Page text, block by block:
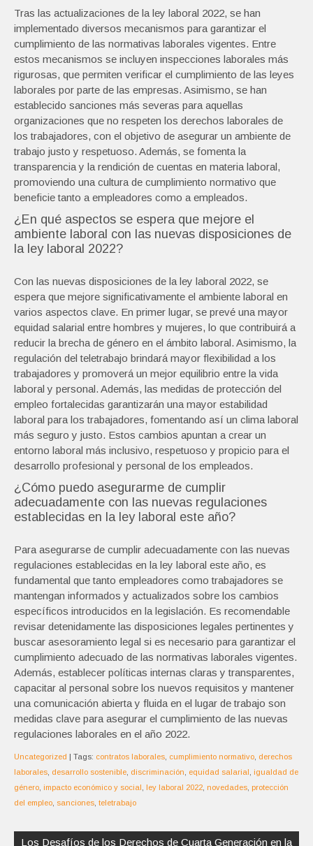
Tras las actualizaciones de la ley laboral 2022, se han
implementado diversos mecanismos para garantizar el
cumplimiento de las normativas laborales vigentes. Entre
estos mecanismos se incluyen inspecciones laborales más
rigurosas, que permiten verificar el cumplimiento de las leyes
laborales por parte de las empresas. Asimismo, se han
establecido sanciones más severas para aquellas
organizaciones que no respeten los derechos laborales de
los trabajadores, con el objetivo de asegurar un ambiente de
trabajo justo y respetuoso. Además, se fomenta la
transparencia y la rendición de cuentas en materia laboral,
promoviendo una cultura de cumplimiento normativo que
beneficie tanto a empleadores como a empleados.
¿En qué aspectos se espera que mejore el
ambiente laboral con las nuevas disposiciones de
la ley laboral 2022?
Con las nuevas disposiciones de la ley laboral 2022, se
espera que mejore significativamente el ambiente laboral en
varios aspectos clave. En primer lugar, se prevé una mayor
equidad salarial entre hombres y mujeres, lo que contribuirá a
reducir la brecha de género en el ámbito laboral. Asimismo, la
regulación del teletrabajo brindará mayor flexibilidad a los
trabajadores y promoverá un mejor equilibrio entre la vida
laboral y personal. Además, las medidas de protección del
empleo fortalecidas garantizarán una mayor estabilidad
laboral para los trabajadores, fomentando así un clima laboral
más seguro y justo. Estos cambios apuntan a crear un
entorno laboral más inclusivo, respetuoso y propicio para el
desarrollo profesional y personal de los empleados.
¿Cómo puedo asegurarme de cumplir
adecuadamente con las nuevas regulaciones
establecidas en la ley laboral este año?
Para asegurarse de cumplir adecuadamente con las nuevas
regulaciones establecidas en la ley laboral este año, es
fundamental que tanto empleadores como trabajadores se
mantengan informados y actualizados sobre los cambios
específicos introducidos en la legislación. Es recomendable
revisar detenidamente las disposiciones legales pertinentes y
buscar asesoramiento legal si es necesario para garantizar el
cumplimiento adecuado de las normativas laborales vigentes.
Además, establecer políticas internas claras y transparentes,
capacitar al personal sobre los nuevos requisitos y mantener
una comunicación abierta y fluida en el lugar de trabajo son
medidas clave para asegurar el cumplimiento de las nuevas
regulaciones laborales en el año 2022.
Uncategorized | Tags: contratos laborales cumplimiento normativo derechos
laborales desarrollo sostenible discriminación equidad salarial
igualdad de
género impacto económico y social ley laboral 2022 novedades protección
del empleo sanciones teletrabajo
de
Los Desafíos de los Derechos de Cuarta Generación en la